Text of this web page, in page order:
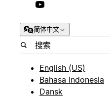
简体中文
English (US)
Bahasa Indonesia
Dansk